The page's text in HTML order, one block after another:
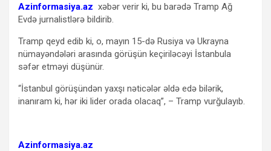
Azinformasiya.az xəbər verir ki, bu barədə Tramp Ağ
Evdə jurnalistlərə bildirib.
Tramp qeyd edib ki, o, mayın 15-də Rusiya və Ukrayna
nümayəndələri arasında görüşün keçiriləcəyi İstanbula
səfər etməyi düşünür.
“İstanbul görüşündən yaxşı nəticələr əldə edə bilərik,
inanıram ki, hər iki lider orada olacaq”, – Tramp vurğulayıb.
Azinformasiya.az